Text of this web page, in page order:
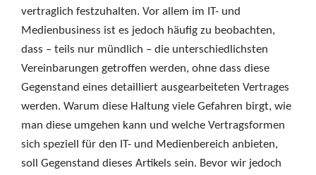
vertraglich festzuhalten. Vor allem im IT- und
Medienbusiness ist es jedoch häufig zu beobachten,
dass – teils nur mündlich – die unterschiedlichsten
Vereinbarungen getroffen werden, ohne dass diese
Gegenstand eines detailliert ausgearbeiteten Vertrages
werden. Warum diese Haltung viele Gefahren birgt, wie
man diese umgehen kann und welche Vertragsformen
sich speziell für den IT- und Medienbereich anbieten,
soll Gegenstand dieses Artikels sein. Bevor wir jedoch